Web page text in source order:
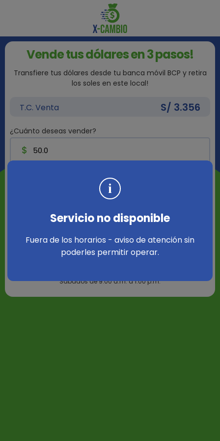
Servicio no disponible
Fuera de los horarios - aviso de atención sin
poderles permitir operar.
Vende tus dólares en 3 pasos!
Transfiere tus dólares desde tu banca móvil BCP y retira
los soles en este local!
T.C. Venta S/ 3.356
¿Cuánto deseas vender?
$
Oferta disponible hasta las04:32
Es mi primera vez! Ya estoy registrado!
Sábados de 9:00 a.m. a 1:00 p.m.